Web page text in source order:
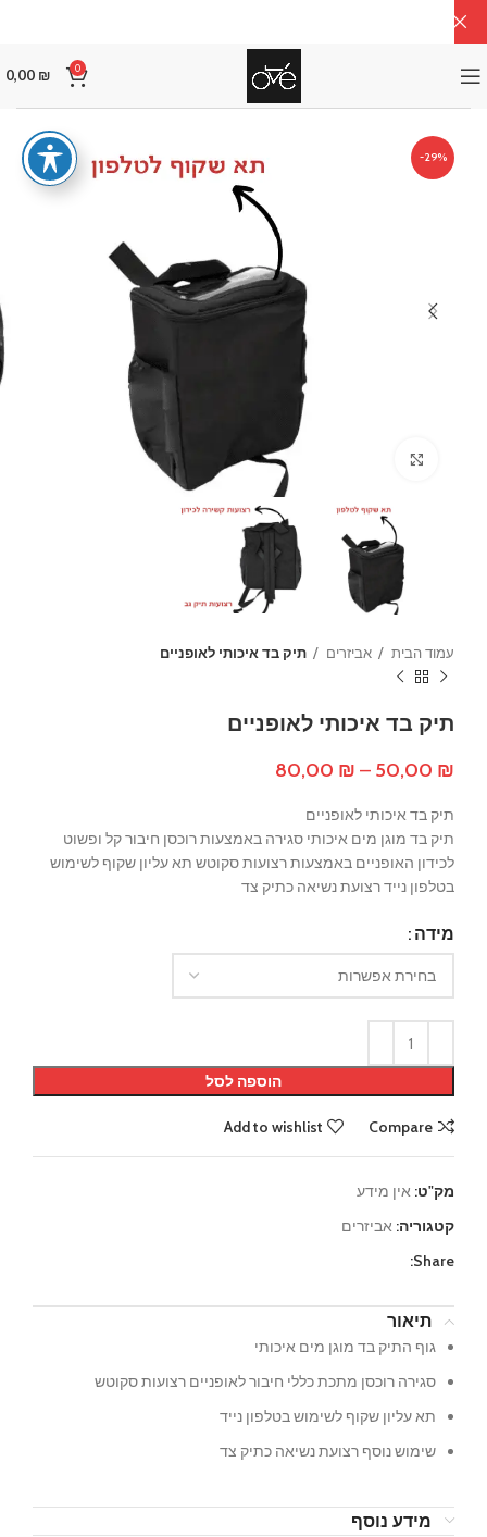
0
0,00 ₪
-29%
עמוד הבית אביזרים תיק בד איכותי לאופניים
תיק בד איכותי לאופניים
50,00 ₪
–
80,00 ₪
עד
תיק בד איכותי לאופניים
תיק בד מוגן מים איכותי סגירה באמצעות רוכסן חיבור קל ופשוט
לכידון האופניים באמצעות רצועות סקוטש תא עליון שקוף לשימוש
בטלפון נייד רצועת נשיאה כתיק צד
מידה
הוספה לסל
Compare
Add to wishlist
מק"ט: אין מידע
קטגוריה: אביזרים
Share:
תיאור
גוף התיק בד מוגן מים איכותי
סגירה רוכסן מתכת כללי חיבור לאופניים רצועות סקוטש
תא עליון שקוף לשימוש בטלפון נייד
שימוש נוסף רצועת נשיאה כתיק צד
מידע נוסף